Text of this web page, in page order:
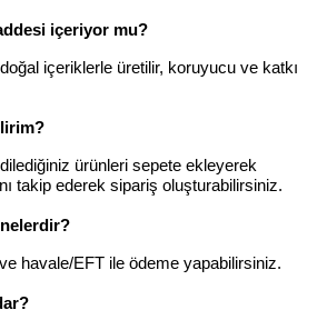
içeriyor mu?
içeriklerle üretilir, koruyucu ve katkı
ürünleri sepete ekleyerek
takip ederek sipariş oluşturabilirsiniz.
havale/EFT ile ödeme yapabilirsiniz.